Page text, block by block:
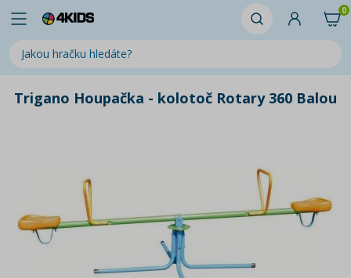
0
Trigano Houpačka - kolotoč Rotary 360 Balou